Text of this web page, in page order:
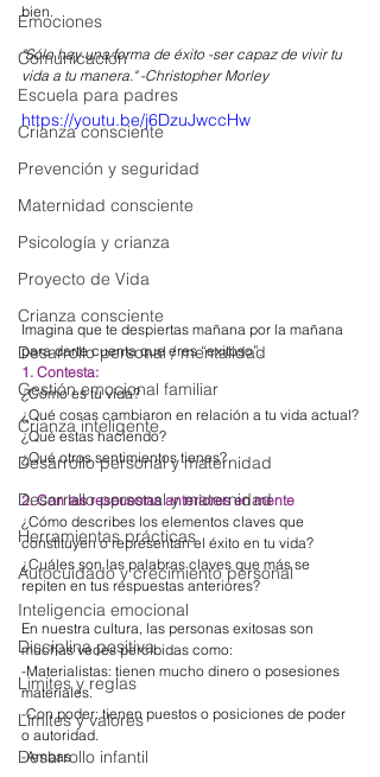
Emociones
Comunicación
Escuela para padres
Crianza consciente
Prevención y seguridad
Maternidad consciente
Psicología y crianza
Proyecto de Vida
Crianza consciente
Desarrollo personal / mentalidad
Gestión emocional familiar
Crianza inteligente
Desarrollo personal y maternidad
Desarrallo personal y maternidad
Herramientas prácticas
Autocuidado y crecimiento personal
Inteligencia emocional
Disciplina positiva
Limites y reglas
Límites y valores
Desarrollo infantil
bien.
"Sólo hay una forma de éxito -ser capaz de vivir tu
vida a tu manera." -Christopher Morley
https://youtu.be/j6DzuJwccHw
Imagina que te despiertas mañana por la mañana
para darte cuenta que eres “exitoso”.
1. Contesta:
¿Cómo es tu vida?
¿Qué cosas cambiaron en relación a tu vida actual?
¿Qué estas haciendo?
¿Qué otros sentimientos tienes?
2. Con las respuestas anteriores en mente
¿Cómo describes los elementos claves que
constituyen o representan el éxito en tu vida?
¿Cuáles son las palabras claves que más se
repiten en tus respuestas anteriores?
En nuestra cultura, las personas exitosas son
muchas veces percibidas como:
-Materialistas: tienen mucho dinero o posesiones
materiales.
-Con poder: tienen puestos o posiciones de poder
o autoridad.
-Ambas